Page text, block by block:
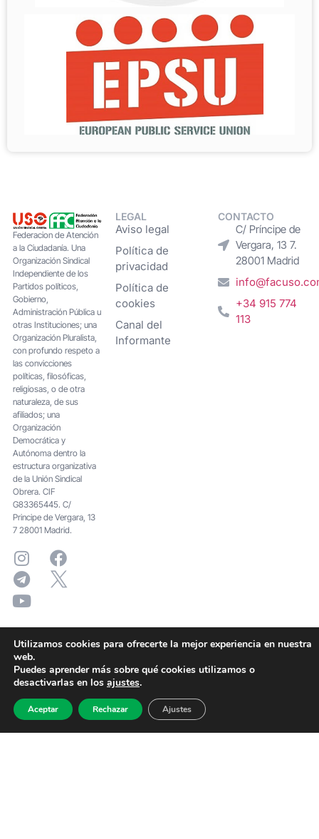
Federacion de Atención
a la Ciudadanía. Una
Organización Sindical
Independiente de los
Partidos políticos,
Gobierno,
Administración Pública u
otras Instituciones; una
Organización Pluralista,
con profundo respeto a
las convicciones
políticas, filosóficas,
religiosas, o de otra
naturaleza, de sus
afiliados; una
Organización
Democrática y
Autónoma dentro la
estructura organizativa
de la Unión Sindical
Obrera. CIF
G83365445. C/
Principe de Vergara, 13
7 28001 Madrid.
LEGAL
Aviso legal
Política de
privacidad
Política de
cookies
Canal del
Informante
CONTACTO
C/ Príncipe de
Vergara, 13 7.
28001 Madrid
+34 915 774
113
Utilizamos cookies para ofrecerte la mejor experiencia en nuestra
web.
Puedes aprender más sobre qué cookies utilizamos o
desactivarlas en los ajustes.
Aceptar Rechazar Ajustes